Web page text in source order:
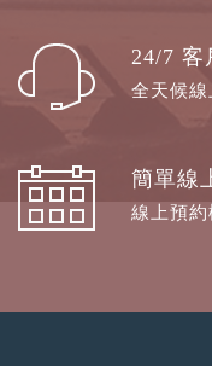
24/7 客
全天候
簡單線
線上預